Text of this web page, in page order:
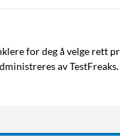
for deg å velge rett
av